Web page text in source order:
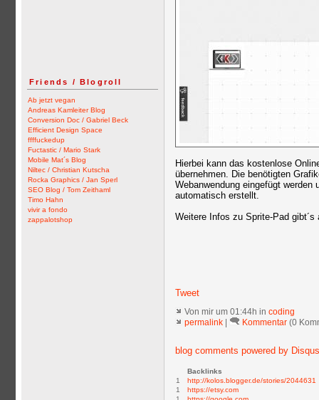
Friends / Blogroll
Ab jetzt vegan
Andreas Kamleiter Blog
Conversion Doc / Gabriel Beck
Efficient Design Space
ffffuckedup
Fuctastic / Mario Stark
Mobile Mat´s Blog
Niltec / Christian Kutscha
Rocka Graphics / Jan Sperl
SEO Blog / Tom Zeithaml
Timo Hahn
vivir a fondo
zappalotshop
Hierbei kann das kostenlose
übernehmen. Die benötigten
Webanwendung eingefügt
automatisch erstellt.
Weitere Infos zu Sprite-Pad
Tweet
Von mir um 01:44h in coding
permalink
Kommentar (0
blog comments powered by Disqus
Backlinks
1
http://kolos.blogger.de/stories/2044631
1
https://etsy.com